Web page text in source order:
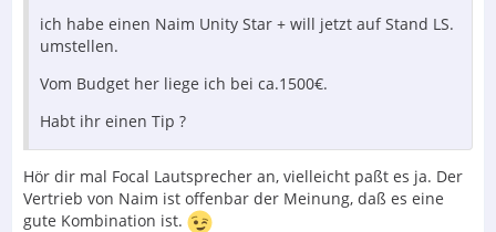
ich habe einen Naim Unity Star + will jetzt auf Stand LS.
umstellen.
Vom Budget her liege ich bei ca.1500€.
Habt ihr einen Tip ?
Hör dir mal Focal Lautsprecher an, vielleicht paßt es ja. Der
Vertrieb von Naim ist offenbar der Meinung, daß es eine
gute Kombination ist.